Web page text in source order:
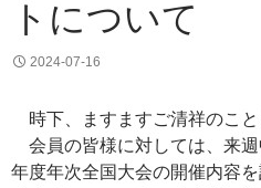
トについて
2024-07-16
時下、ますますご清祥のこ
会員の皆様に対しては、来
年度年次全国大会の開催内容